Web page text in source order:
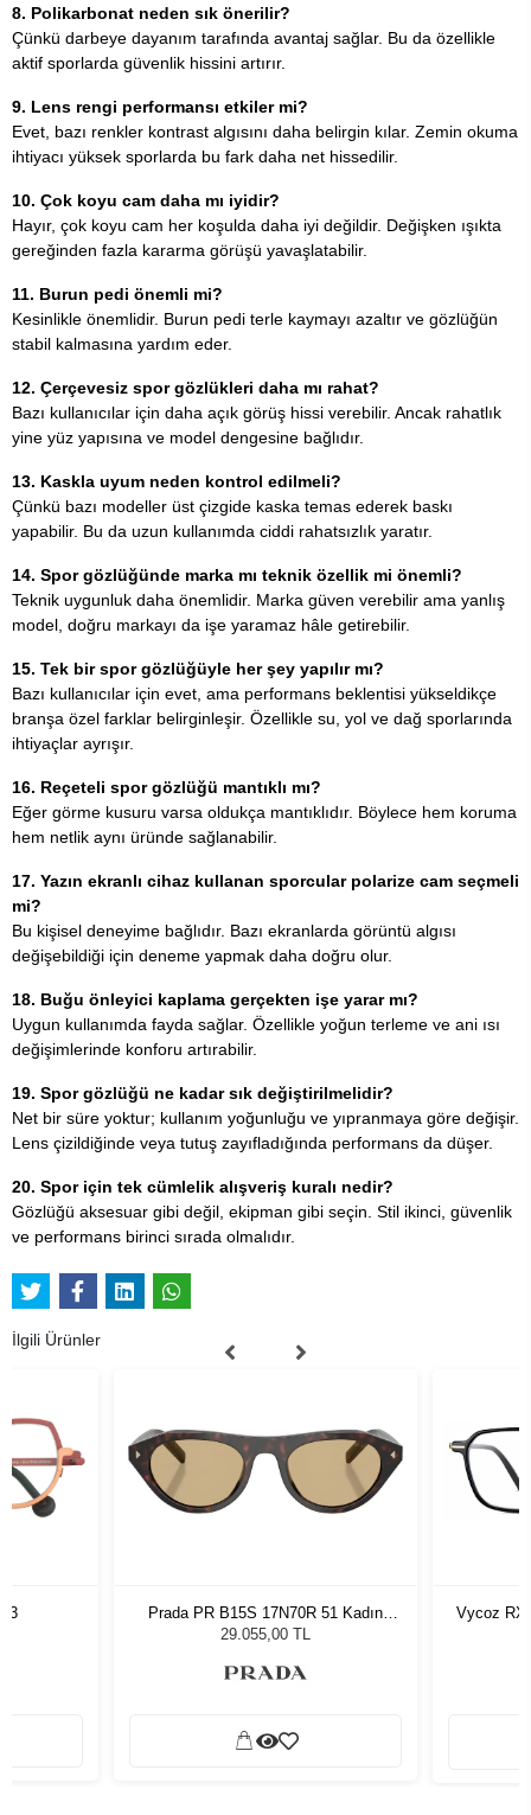
8. Polikarbonat neden sık önerilir?
Çünkü darbeye dayanım tarafında avantaj sağlar. Bu da özellikle
aktif sporlarda güvenlik hissini artırır.
9. Lens rengi performansı etkiler mi?
Evet, bazı renkler kontrast algısını daha belirgin kılar. Zemin okuma
ihtiyacı yüksek sporlarda bu fark daha net hissedilir.
10. Çok koyu cam daha mı iyidir?
Hayır, çok koyu cam her koşulda daha iyi değildir. Değişken ışıkta
gereğinden fazla kararma görüşü yavaşlatabilir.
11. Burun pedi önemli mi?
Kesinlikle önemlidir. Burun pedi terle kaymayı azaltır ve gözlüğün
stabil kalmasına yardım eder.
12. Çerçevesiz spor gözlükleri daha mı rahat?
Bazı kullanıcılar için daha açık görüş hissi verebilir. Ancak rahatlık
yine yüz yapısına ve model dengesine bağlıdır.
13. Kaskla uyum neden kontrol edilmeli?
Çünkü bazı modeller üst çizgide kaska temas ederek baskı
yapabilir. Bu da uzun kullanımda ciddi rahatsızlık yaratır.
14. Spor gözlüğünde marka mı teknik özellik mi önemli?
Teknik uygunluk daha önemlidir. Marka güven verebilir ama yanlış
model, doğru markayı da işe yaramaz hâle getirebilir.
15. Tek bir spor gözlüğüyle her şey yapılır mı?
Bazı kullanıcılar için evet, ama performans beklentisi yükseldikçe
branşa özel farklar belirginleşir. Özellikle su, yol ve dağ sporlarında
ihtiyaçlar ayrışır.
16. Reçeteli spor gözlüğü mantıklı mı?
Eğer görme kusuru varsa oldukça mantıklıdır. Böylece hem koruma
hem netlik aynı üründe sağlanabilir.
17. Yazın ekranlı cihaz kullanan sporcular polarize cam seçmeli
mi?
Bu kişisel deneyime bağlıdır. Bazı ekranlarda görüntü algısı
değişebildiği için deneme yapmak daha doğru olur.
18. Buğu önleyici kaplama gerçekten işe yarar mı?
Uygun kullanımda fayda sağlar. Özellikle yoğun terleme ve ani ısı
değişimlerinde konforu artırabilir.
19. Spor gözlüğü ne kadar sık değiştirilmelidir?
Net bir süre yoktur; kullanım yoğunluğu ve yıpranmaya göre değişir.
Lens çizildiğinde veya tutuş zayıfladığında performans da düşer.
20. Spor için tek cümlelik alışveriş kuralı nedir?
Gözlüğü aksesuar gibi değil, ekipman gibi seçin. Stil ikinci, güvenlik
ve performans birinci sırada olmalıdır.
İlgili Ürünler
Prada PR B15S 17N70R 51 Kadın
Güneş Gözlüğü
29.055,00 TL
Vycoz RX